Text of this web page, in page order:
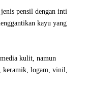
pensil dengan inti
kayu yang
kulit, namun
keramik, logam, vinil,